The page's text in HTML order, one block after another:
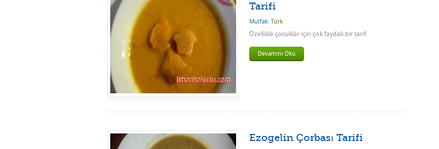
Tarifi
Mutfak: Türk
Özellikle çocuklar için çok faydalı bir tarif.
Devamını Oku
Ezogelin Çorbası Tarifi